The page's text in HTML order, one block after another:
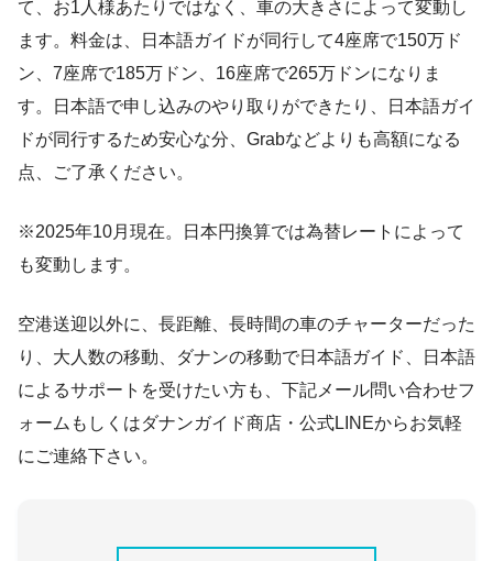
て、お1人様あたりではなく、車の大きさによって変動し
ます。料金は、日本語ガイドが同行して4座席で150万ド
ン、7座席で185万ドン、16座席で265万ドンになりま
す。日本語で申し込みのやり取りができたり、日本語ガイ
ドが同行するため安心な分、Grabなどよりも高額になる
点、ご了承ください。
※2025年10月現在。日本円換算では為替レートによって
も変動します。
空港送迎以外に、長距離、長時間の車のチャーターだった
り、大人数の移動、ダナンの移動で日本語ガイド、日本語
によるサポートを受けたい方も、下記メール問い合わせフ
ォームもしくはダナンガイド商店・公式LINEからお気軽
にご連絡下さい。